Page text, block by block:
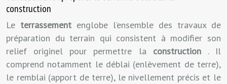
construction
Le terrassement englobe l’ensemble des travaux de
préparation du terrain qui consistent à modifier son
relief originel pour permettre la construction . Il
comprend notamment le déblai (enlèvement de terre),
le remblai (apport de terre), le nivellement précis et le